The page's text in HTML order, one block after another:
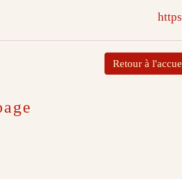
Retour à